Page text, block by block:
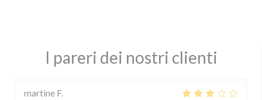
I pareri dei nostri clienti
martine F